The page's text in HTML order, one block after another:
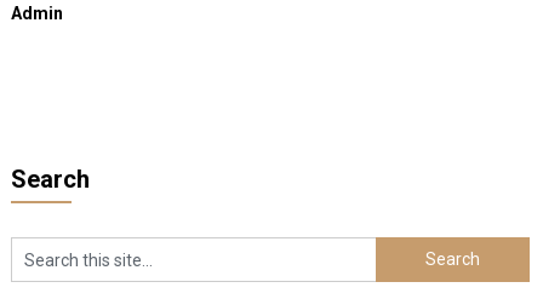
Admin
Search